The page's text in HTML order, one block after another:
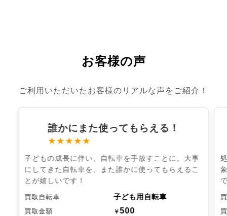
お客様の声
ご利用いただいたお客様のリアルな声をご紹介！
誰かにまた使ってもらえる！
★★★★★
子どもの成長に伴い、自転車を手放すことに。大事
にしてきた自転車を、また誰かに使ってもらえるこ
とが嬉しいです！
買取自転車 子ども用自転車
買取金額 ￥500